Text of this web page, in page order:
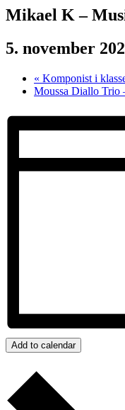
Mikael K –
5. november
« Komponist i
Moussa Diallo Trio
Add to calendar